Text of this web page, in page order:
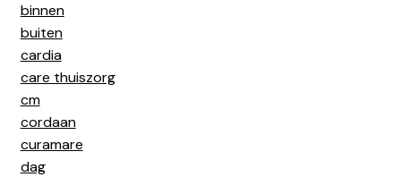
binnen
buiten
cardia
care thuiszorg
cm
cordaan
curamare
dag